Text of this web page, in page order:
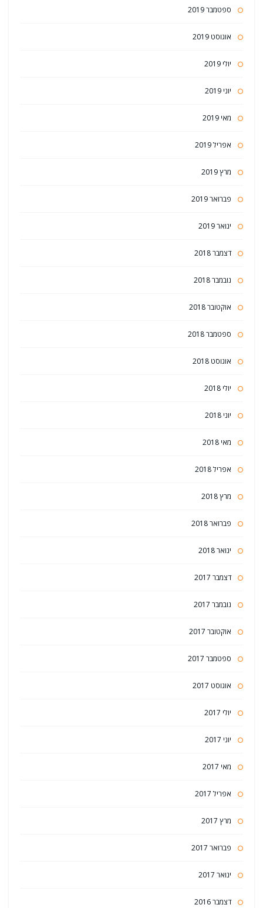
ספטמבר 2019
אוגוסט 2019
יולי 2019
יוני 2019
מאי 2019
אפריל 2019
מרץ 2019
פברואר 2019
ינואר 2019
דצמבר 2018
נובמבר 2018
אוקטובר 2018
ספטמבר 2018
אוגוסט 2018
יולי 2018
יוני 2018
מאי 2018
אפריל 2018
מרץ 2018
פברואר 2018
ינואר 2018
דצמבר 2017
נובמבר 2017
אוקטובר 2017
ספטמבר 2017
אוגוסט 2017
יולי 2017
יוני 2017
מאי 2017
אפריל 2017
מרץ 2017
פברואר 2017
ינואר 2017
דצמבר 2016